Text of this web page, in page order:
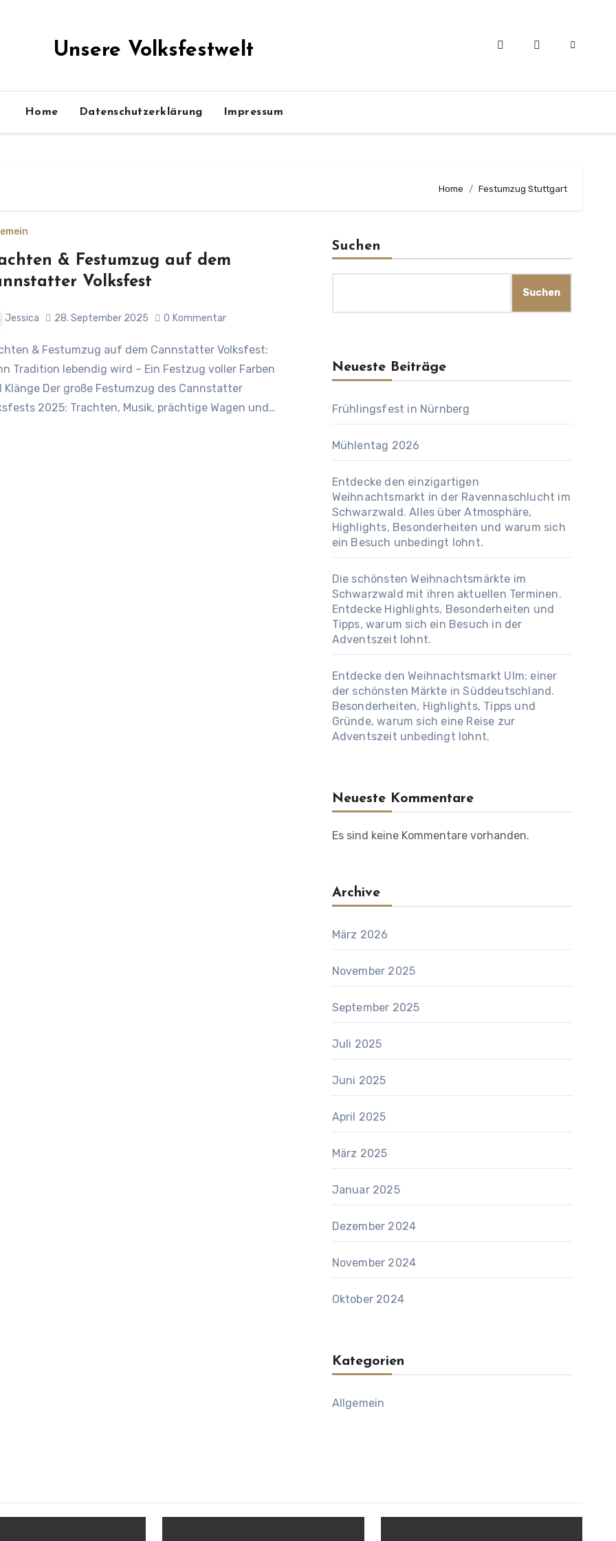
Unsere Volksfestwelt
Home Datenschutzerklärung Impressum
Home Festumzug Stuttgart
& Festumzug auf dem
Volksfest
Jessica 28. September 2025 0 Kommentar
Tradition lebendig wird – Ein Festzug voller Farben
Klänge Der große Festumzug des Cannstatter
2025: Trachten, Musik, prächtige Wagen und…
Suchen
Suchen
Neueste Beiträge
Frühlingsfest in Nürnberg
Mühlentag 2026
Entdecke den einzigartigen
Weihnachtsmarkt in der Ravennaschlucht im
Schwarzwald. Alles über Atmosphäre,
Highlights, Besonderheiten und warum sich
ein Besuch unbedingt lohnt.
Die schönsten Weihnachtsmärkte im
Schwarzwald mit ihren aktuellen Terminen.
Entdecke Highlights, Besonderheiten und
Tipps, warum sich ein Besuch in der
Adventszeit lohnt.
Entdecke den Weihnachtsmarkt Ulm: einer
der schönsten Märkte in Süddeutschland.
Besonderheiten, Highlights, Tipps und
Gründe, warum sich eine Reise zur
Adventszeit unbedingt lohnt.
Neueste Kommentare
Es sind keine Kommentare vorhanden.
Archive
März 2026
November 2025
September 2025
Juli 2025
Juni 2025
April 2025
März 2025
Januar 2025
Dezember 2024
November 2024
Oktober 2024
Kategorien
Allgemein